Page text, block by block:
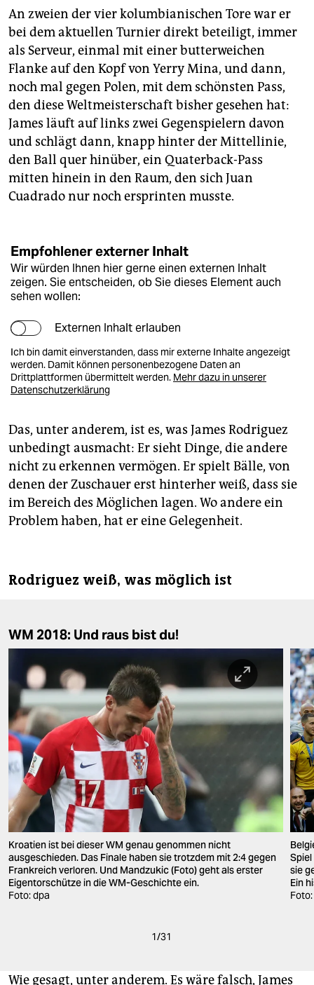
An zweien der vier kolumbianischen Tore war er
bei dem aktuellen Turnier direkt beteiligt, immer
als Serveur, einmal mit einer butterweichen
Flanke auf den Kopf von Yerry Mina, und dann,
noch mal gegen Polen, mit dem schönsten Pass,
den diese Weltmeisterschaft bisher gesehen hat:
James läuft auf links zwei Gegenspielern davon
und schlägt dann, knapp hinter der Mittellinie,
den Ball quer hinüber, ein Quaterback-Pass
mitten hinein in den Raum, den sich Juan
Cuadrado nur noch ersprinten musste.
Empfohlener externer Inhalt
Wir würden Ihnen hier gerne einen externen Inhalt
zeigen. Sie entscheiden, ob Sie dieses Element auch
sehen wollen:
Externen Inhalt erlauben
Ich bin damit einverstanden, dass mir externe Inhalte angezeigt
werden. Damit können personenbezogene Daten an
Drittplattformen übermittelt werden. Mehr dazu in unserer
Datenschutzerklärung
Das, unter anderem, ist es, was James Ro­dri­guez
unbedingt ausmacht: Er sieht Dinge, die andere
nicht zu erkennen vermögen. Er spielt Bälle, von
denen der Zuschauer erst hinterher weiß, dass sie
im Bereich des Möglichen lagen. Wo andere ein
Problem haben, hat er eine Gelegenheit.
Rodriguez weiß, was möglich ist
WM 2018: Und raus bist du!
Kroatien ist bei dieser WM genau genommen nicht
ausgeschieden. Das Finale haben sie trotzdem mit 2:4 gegen
Frankreich verloren. Und Mandzukic (Foto) geht als erster
Eigentorschütze in die WM-Geschichte ein.
Foto: dpa
sie
Ein
1/31
Wie gesagt, unter anderem. Es wäre falsch, James